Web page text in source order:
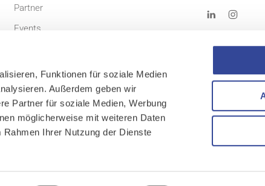
Funktionen für soziale Medien
Außerdem geben wir
Partner für soziale Medien, Werbung
möglicherweise mit weiteren Daten
Ihrer Nutzung der Dienste
Partner
Events
Datenschutzerklärung